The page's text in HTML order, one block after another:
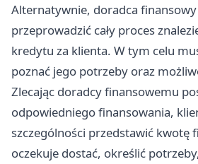
Alternatywnie, doradca
przeprowadzić cały proces
kredytu za klienta. W tym celu
poznać jego potrzeby oraz
Zlecając doradcy finansowemu
odpowiedniego finansowania,
szczególności przedstawić kwotę
oczekuje dostać, określić